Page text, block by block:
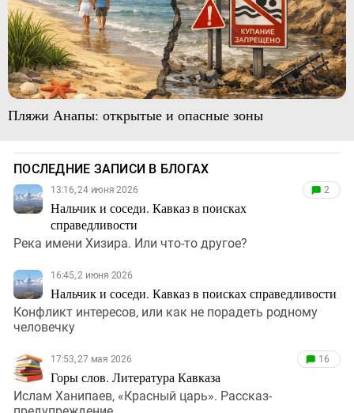
Пляжи Анапы: открытые и опасные зоны
ПОСЛЕДНИЕ ЗАПИСИ В БЛОГАХ
13:16, 24 июня 2026
Нальчик и соседи. Кавказ в поисках
справедливости
2
Река имени Хизира. Или что-то другое?
16:45, 2 июня 2026
Нальчик и соседи. Кавказ в поисках справедливости
Конфликт интересов, или как не порадеть родному
человечку
17:53, 27 мая 2026
Горы слов. Литература Кавказа
16
Ислам Ханипаев, «Красный царь». Рассказ-